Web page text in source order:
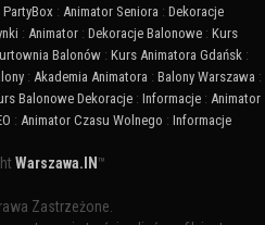
PartyBox : Animator Seniora : Dekoracje
: Animator : Dekoracje Balonowe : Kurs
Balonów : Kurs Animatora Gdańsk :
: Akademia Animatora : Balony Warszawa :
Balonowe Dekoracje : Informacje : Animator
: Animator Czasu Wolnego : Informacje
Warszawa.IN ™
Zastrzeżone.